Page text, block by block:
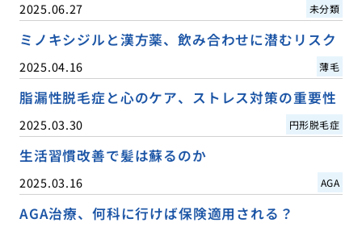
2025.06.27 未分類
ミノキシジルと漢方薬、飲み合わせに潜むリスク
2025.04.16 薄毛
脂漏性脱毛症と心のケア、ストレス対策の重要性
2025.03.30 円形脱毛症
生活習慣改善で髪は蘇るのか
2025.03.16 AGA
AGA治療、何科に行けば保険適用される？